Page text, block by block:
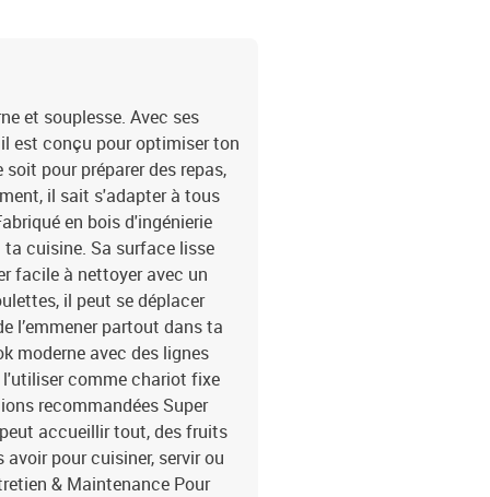
et souplesse. Avec ses
est conçu pour optimiser ton
pour préparer des repas,
il sait s'adapter à tous
en bois d'ingénierie
cuisine. Sa surface lisse
facile à nettoyer avec un
il peut se déplacer
l’emmener partout dans ta
moderne avec des lignes
l'utiliser comme chariot fixe
recommandées Super
accueillir tout, des fruits
pour cuisiner, servir ou
& Maintenance Pour